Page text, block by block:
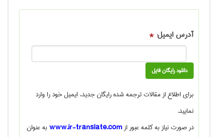
آدرس ایمیل: *
برای اطلاع ازمقالات ترجمه شده رایگانجدید، ایمیل خود را وارد
نمایید.
در صورت نیاز به کلمه عبور ازwww.ir-translate.comبه عنوان